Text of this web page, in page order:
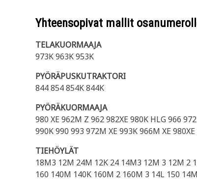
Yhteensopivat mallit
TELAKUORMAAJA
973K 963K 953K
PYÖRÄPUSKUTRAKTORI
844 854 854K 844K
PYÖRÄKUORMAAJA
980 XE 962M Z 962 982XE 980K HLG 966
990K 990 993 972M XE 993K 966M XE
TIEHÖYLÄT
18M3 12M 24M 12K 24 14M3 12M 3 12M 2
160 140M 140K 160M 2 160M 3 14L 150